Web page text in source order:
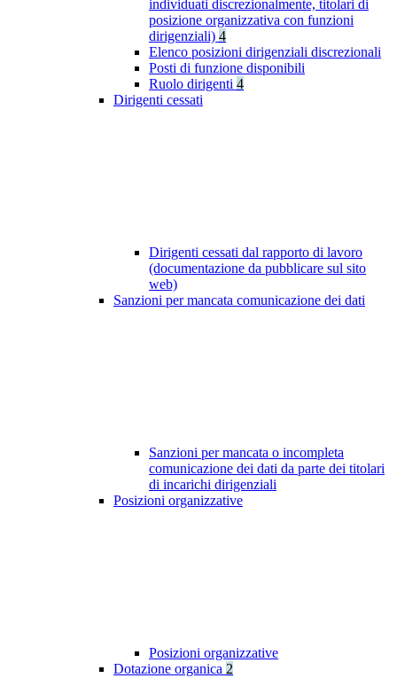
individuati discrezionalmente, titolari di
posizione organizzativa con funzioni
dirigenziali) 4
Elenco posizioni dirigenziali discrezionali
Posti di funzione disponibili
Ruolo dirigenti 4
Dirigenti cessati
Dirigenti cessati dal rapporto di lavoro
(documentazione da pubblicare sul sito
web)
Sanzioni per mancata comunicazione dei dati
Sanzioni per mancata o incompleta
comunicazione dei dati da parte dei titolari
di incarichi dirigenziali
Posizioni organizzative
Posizioni organizzative
Dotazione organica 2